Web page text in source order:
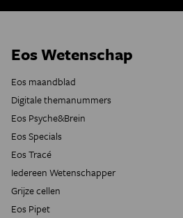
Eos Wetenschap
Eos maandblad
Digitale themanummers
Eos Psyche&Brein
Eos Specials
Eos Tracé
Iedereen Wetenschapper
Grijze cellen
Eos Pipet